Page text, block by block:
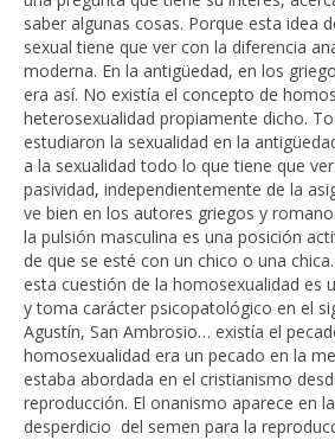
saber algunas cosas. Porque esta idea
sexual tiene que ver con la diferencia
moderna. En la antigüedad, en los
era así. No existía el concepto de
heterosexualidad propiamente dicho.
estudiaron la sexualidad en la
a la sexualidad todo lo que tiene que
pasividad, independientemente de la
ve bien en los autores griegos y
la pulsión masculina es una posición
de que se esté con un chico o una
esta cuestión de la homosexualidad es
y toma carácter psicopatológico en el
Agustín, San Ambrosio… existía el
homosexualidad era un pecado en la
estaba abordada en el cristianismo
reproducción. El onanismo aparece en
desperdicio del semen para la